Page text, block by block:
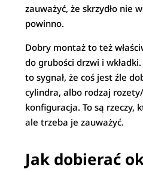
zauważyć, że skrzydło nie
powinno.
Dobry montaż to też
do grubości drzwi i
to sygnał, że coś jest źle
cylindra, albo rodzaj
konfiguracja. To są rzeczy,
ale trzeba je zauważyć.
Jak dobierać